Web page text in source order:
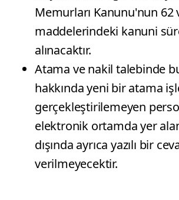
Memurları Kanunu'nun 62
maddelerindeki kanuni
alınacaktır.
Atama ve nakil talebinde
hakkında yeni bir atama
gerçekleştirilemeyen
elektronik ortamda yer
dışında ayrıca yazılı bir
verilmeyecektir.